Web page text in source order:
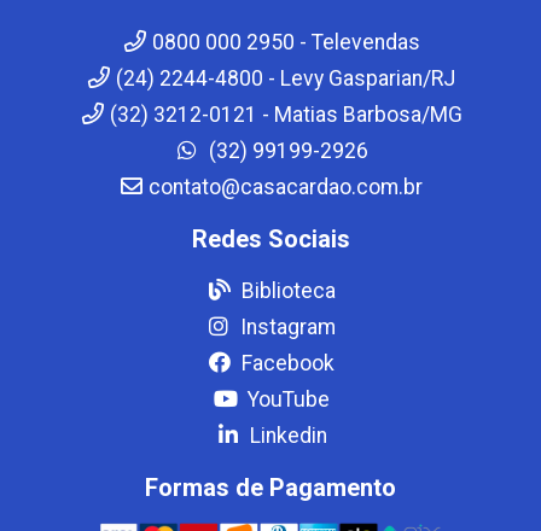
0800 000 2950 - Televendas
(24) 2244-4800 - Levy Gasparian/RJ
(32) 3212-0121 - Matias Barbosa/MG
(32) 99199-2926
contato@casacardao.com.br
Redes Sociais
Biblioteca
Instagram
Facebook
YouTube
Linkedin
Formas de Pagamento